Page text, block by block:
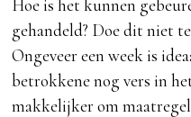
Hoe is het kunnen
gehandeld? Doe dit niet
Ongeveer een week is
betrokkene nog vers in
makkelijker om